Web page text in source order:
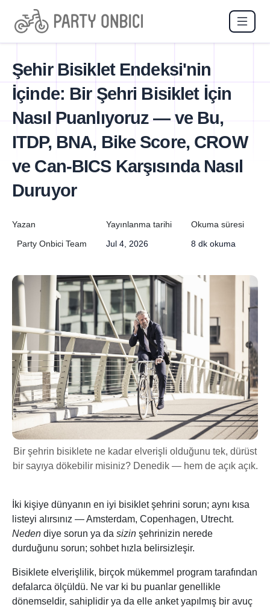
Şehir Bisiklet Endeksi'nin
İçinde: Bir Şehri Bisiklet İçin
Nasıl Puanlıyoruz — ve Bu,
ITDP, BNA, Bike Score, CROW
ve Can-BICS Karşısında Nasıl
Duruyor
Yazan
Party Onbici Team
Yayınlanma tarihi
Jul 4, 2026
Okuma süresi
8 dk okuma
Bir şehrin bisiklete ne kadar elverişli olduğunu tek, dürüst
bir sayıya dökebilir misiniz? Denedik — hem de açık açık.
İki kişiye dünyanın en iyi bisiklet şehrini sorun; aynı kısa
listeyi alırsınız — Amsterdam, Copenhagen, Utrecht.
Neden diye sorun ya da sizin şehrinizin nerede
durduğunu sorun; sohbet hızla belirsizleşir.
Bisiklete elverişlilik, birçok mükemmel program tarafından
defalarca ölçüldü. Ne var ki bu puanlar genellikle
dönemseldir, sahiplidir ya da elle anket yapılmış bir avuç